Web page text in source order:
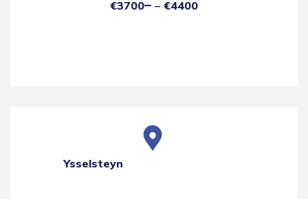
€3700 €4400
Ysselsteyn